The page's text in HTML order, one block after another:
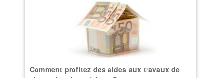
Comment profitez des aides aux travaux de